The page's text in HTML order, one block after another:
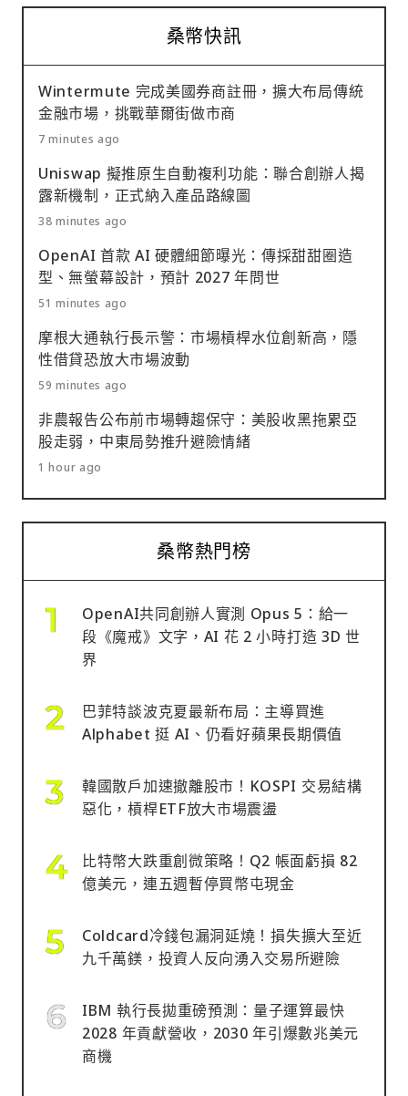
桑幣快訊
Wintermute 完成美國券商註冊，擴大布局傳統
金融市場，挑戰華爾街做市商
7 minutes ago
Uniswap 擬推原生自動複利功能：聯合創辦人揭
露新機制，正式納入產品路線圖
38 minutes ago
OpenAI 首款 AI 硬體細節曝光：傳採甜甜圈造
型、無螢幕設計，預計 2027 年問世
51 minutes ago
摩根大通執行長示警：市場槓桿水位創新高，隱
性借貸恐放大市場波動
59 minutes ago
非農報告公布前市場轉趨保守：美股收黑拖累亞
股走弱，中東局勢推升避險情緒
1 hour ago
桑幣熱門榜
OpenAI共同創辦人實測 Opus 5：給一
段《魔戒》文字，AI 花 2 小時打造 3D 世
界
巴菲特談波克夏最新布局：主導買進
Alphabet 挺 AI、仍看好蘋果長期價值
韓國散戶加速撤離股市！KOSPI 交易結構
惡化，槓桿ETF放大市場震盪
比特幣大跌重創微策略！Q2 帳面虧損 82
億美元，連五週暫停買幣屯現金
Coldcard冷錢包漏洞延燒！損失擴大至近
九千萬鎂，投資人反向湧入交易所避險
IBM 執行長拋重磅預測：量子運算最快
2028 年貢獻營收，2030 年引爆數兆美元
商機